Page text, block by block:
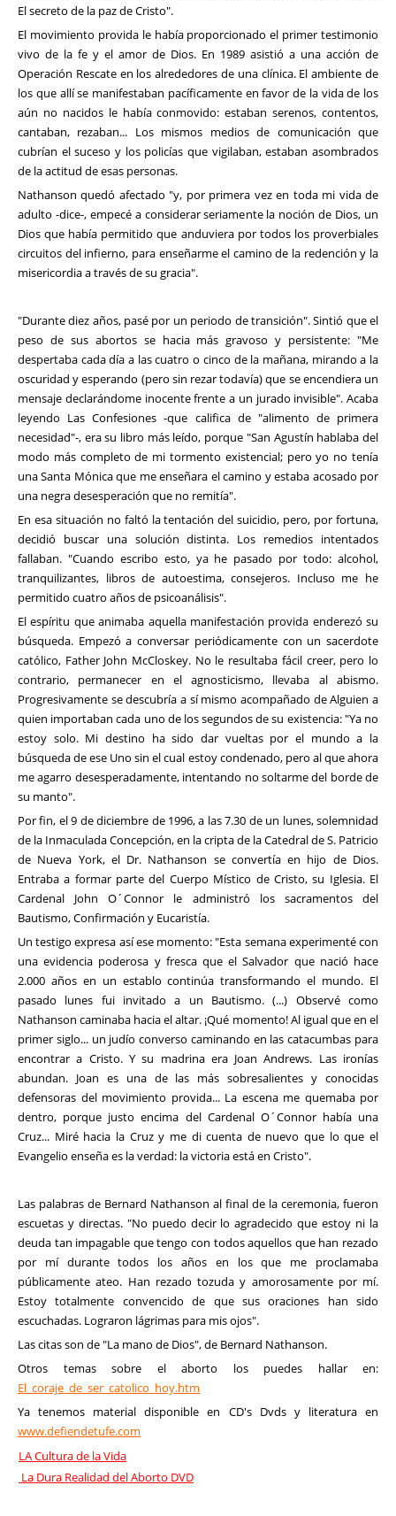
El secreto de la paz de Cristo".
El movimiento provida le había proporcionado el primer testimonio
vivo de la fe y el amor de Dios. En 1989 asistió a una acción de
Operación Rescate en los alrededores de una clínica. El ambiente de
los que allí se manifestaban pacíficamente en favor de la vida de los
aún no nacidos le había conmovido: estaban serenos, contentos,
cantaban, rezaban... Los mismos medios de comunicación que
cubrían el suceso y los policías que vigilaban, estaban asombrados
de la actitud de esas personas.
Nathanson quedó afectado "y, por primera vez en toda mi vida de
adulto -dice-, empecé a considerar seriamente la noción de Dios, un
Dios que había permitido que anduviera por todos los proverbiales
circuitos del infierno, para enseñarme el camino de la redención y la
misericordia a través de su gracia".
"Durante diez años, pasé por un periodo de transición". Sintió que el
peso de sus abortos se hacia más gravoso y persistente: "Me
despertaba cada día a las cuatro o cinco de la mañana, mirando a la
oscuridad y esperando (pero sin rezar todavía) que se encendiera un
mensaje declarándome inocente frente a un jurado invisible". Acaba
leyendo Las Confesiones -que califica de "alimento de primera
necesidad"-, era su libro más leído, porque "San Agustín hablaba del
modo más completo de mi tormento existencial; pero yo no tenía
una Santa Mónica que me enseñara el camino y estaba acosado por
una negra desesperación que no remitía".
En esa situación no faltó la tentación del suicidio, pero, por fortuna,
decidió buscar una solución distinta. Los remedios intentados
fallaban. "Cuando escribo esto, ya he pasado por todo: alcohol,
tranquilizantes, libros de autoestima, consejeros. Incluso me he
permitido cuatro años de psicoanálisis".
El espíritu que animaba aquella manifestación provida enderezó su
búsqueda. Empezó a conversar periódicamente con un sacerdote
católico, Father John McCloskey. No le resultaba fácil creer, pero lo
contrario, permanecer en el agnosticismo, llevaba al abismo.
Progresivamente se descubría a sí mismo acompañado de Alguien a
quien importaban cada uno de los segundos de su existencia: "Ya no
estoy solo. Mi destino ha sido dar vueltas por el mundo a la
búsqueda de ese Uno sin el cual estoy condenado, pero al que ahora
me agarro desesperadamente, intentando no soltarme del borde de
su manto".
Por fin, el 9 de diciembre de 1996, a las 7.30 de un lunes, solemnidad
de la Inmaculada Concepción, en la cripta de la Catedral de S. Patricio
de Nueva York, el Dr. Nathanson se convertía en hijo de Dios.
Entraba a formar parte del Cuerpo Místico de Cristo, su Iglesia. El
Cardenal John O´Connor le administró los sacramentos del
Bautismo, Confirmación y Eucaristía.
Un testigo expresa así ese momento: "Esta semana experimenté con
una evidencia poderosa y fresca que el Salvador que nació hace
2.000 años en un establo continúa transformando el mundo. El
pasado lunes fui invitado a un Bautismo. (...) Observé como
Nathanson caminaba hacia el altar. ¡Qué momento! Al igual que en el
primer siglo... un judío converso caminando en las catacumbas para
encontrar a Cristo. Y su madrina era Joan Andrews. Las ironías
abundan. Joan es una de las más sobresalientes y conocidas
defensoras del movimiento provida... La escena me quemaba por
dentro, porque justo encima del Cardenal O´Connor había una
Cruz... Miré hacia la Cruz y me di cuenta de nuevo que lo que el
Evangelio enseña es la verdad: la victoria está en Cristo".
Las palabras de Bernard Nathanson al final de la ceremonia, fueron
escuetas y directas. "No puedo decir lo agradecido que estoy ni la
deuda tan impagable que tengo con todos aquellos que han rezado
por mí durante todos los años en los que me proclamaba
públicamente ateo. Han rezado tozuda y amorosamente por mí.
Estoy totalmente convencido de que sus oraciones han sido
escuchadas. Lograron lágrimas para mis ojos".
Las citas son de "La mano de Dios", de Bernard Nathanson.
Otros temas sobre el aborto los puedes hallar en:
El_coraje_de_ser_catolico_hoy.htm
Ya tenemos material disponible en CD's Dvds y literatura en
www.defiendetufe.com
LA Cultura de la Vida
La Dura Realidad del Aborto DVD